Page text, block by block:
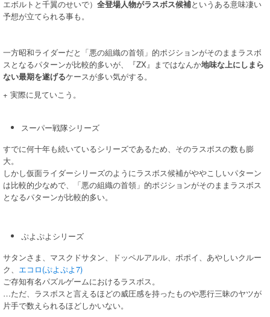
エボルトと千翼のせいで） 全登場人物がラスボス候補というある意味凄い
予想が立てられる事も。
一方昭和ライダーだと「悪の組織の首領」的ポジションがそのままラスボ
スとなるパターンが比較的多いが、『ZX』まではなんか地味な上にしまら
ない最期を遂げるケースが多い気がする。
+ 実際に見ていこう。
スーパー戦隊シリーズ
すでに何十年も続いているシリーズであるため、そのラスボスの数も膨
大。
しかし仮面ライダーシリーズのようにラスボス候補がややこしいパターン
は比較的少なめで、「悪の組織の首領」的ポジションがそのままラスボス
となるパターンが比較的多い。
ぷよぷよシリーズ
サタンさま、マスクドサタン、ドッペルアルル、ポポイ、あやしいクルー
ク、 エコロ(ぷよぷよ7)
ご存知有名パズルゲームにおけるラスボス。
…ただ、ラスボスと言えるほどの威圧感を持ったものや悪行三昧のヤツが
片手で数えられるほどしかいない。